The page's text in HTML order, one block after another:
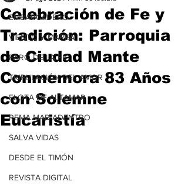
EMBARCADERO
VIENTO Y MAREA
FARO DE LA FE
TRIPULACIÓN DEL AMOR
FLOTA DE ALTAMAR
REMA MAR ADENTRO
SALVA VIDAS
DESDE EL TIMÓN
REVISTA DIGITAL
Celebración de Fe y
Tradición: Parroquia
de Ciudad Mante
Conmemora 83 Años
con Solemne
Eucaristía